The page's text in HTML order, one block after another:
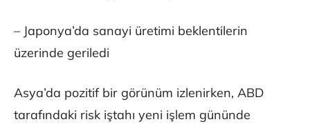
– Japonya’da sanayi üretimi beklentilerin
üzerinde geriledi
Asya’da pozitif bir görünüm izlenirken, ABD
tarafındaki risk iştahı yeni işlem gününde